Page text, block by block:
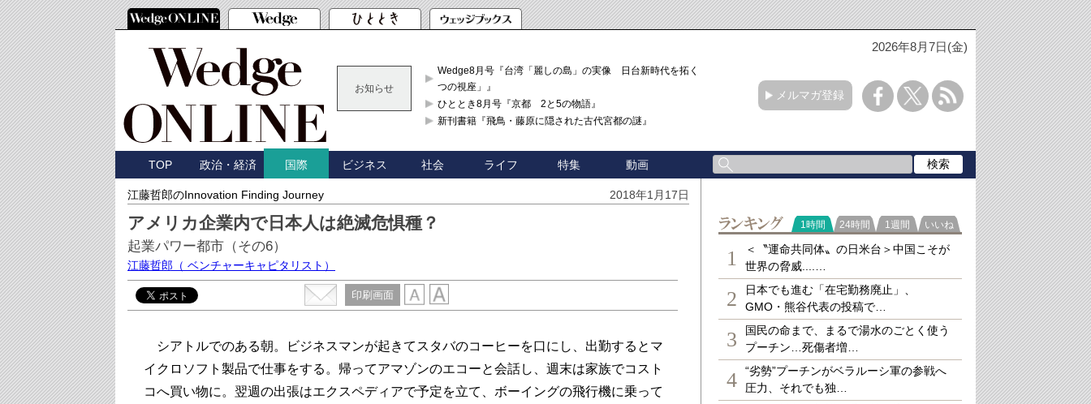
2026年8月7日(金)
お知らせ
Wedge8月号『台湾「麗しの島」の実像 日台新時代を拓く「3
つの視座」』
ひととき8月号『京都 2と5の物語』
新刊書籍『飛鳥・藤原に隠された古代宮都の謎』
メルマガ登録
TOP 政治・経済 国際 ビジネス 社会 ライフ 特集 動画
江藤哲郎のInnovation Finding Journey 2018年1月17日
アメリカ企業内で日本人は絶滅危惧種？
起業パワー都市（その6）
江藤哲郎 （ ベンチャーキャピタリスト）
印刷画面
シアトルでのある朝。ビジネスマンが起きてスタバのコーヒーを口にし、出勤するとマ
イクロソフト製品で仕事をする。帰ってアマゾンのエコーと会話し、週末は家族でコスト
コへ買い物に。翌週の出張はエクスペディアで予定を立て、ボーイングの飛行機に乗って
ランキング
1時間 24時間 1週間 いいね
1
＜〝運命共同体〟の日米台＞中国こそが
世界の脅威....…
2
日本でも進む「在宅勤務廃止」、
GMO・熊谷代表の投稿で…
3
国民の命まで、まるで湯水のごとく使う
プーチン…死傷者増…
4
“劣勢”プーチンがベラルーシ軍の参戦へ
圧力、それでも独…